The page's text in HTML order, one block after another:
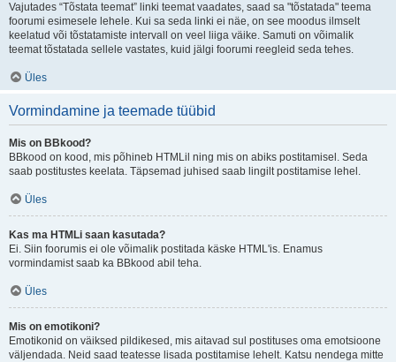
Vajutades “Tõstata teemat” linki teemat vaadates, saad sa "tõstatada" teema
foorumi esimesele lehele. Kui sa seda linki ei näe, on see moodus ilmselt
keelatud või tõstatamiste intervall on veel liiga väike. Samuti on võimalik
teemat tõstatada sellele vastates, kuid jälgi foorumi reegleid seda tehes.
Üles
Vormindamine ja teemade tüübid
Mis on BBkood?
BBkood on kood, mis põhineb HTMLil ning mis on abiks postitamisel. Seda
saab postitustes keelata. Täpsemad juhised saab lingilt postitamise lehel.
Üles
Kas ma HTMLi saan kasutada?
Ei. Siin foorumis ei ole võimalik postitada käske HTML'is. Enamus
vormindamist saab ka BBkood abil teha.
Üles
Mis on emotikoni?
Emotikonid on väiksed pildikesed, mis aitavad sul postituses oma emotsioone
väljendada. Neid saad teatesse lisada postitamise lehelt. Katsu nendega mitte